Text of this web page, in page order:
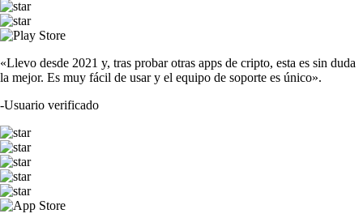
«Llevo desde 2021 y, tras probar otras apps de cripto, esta es sin duda
la mejor. Es muy fácil de usar y el equipo de soporte es único».
-Usuario verificado